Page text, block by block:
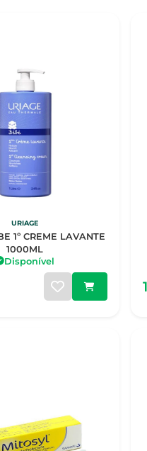
URIAGE
1º CREME LAVANTE
1000ML
Disponível